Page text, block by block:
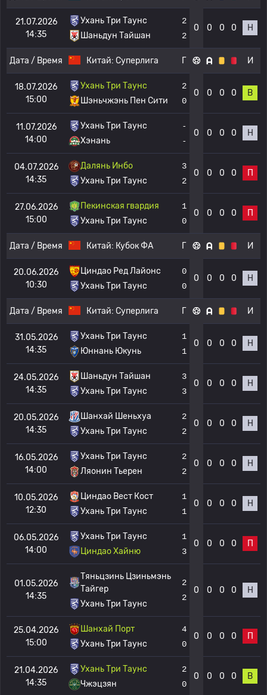
21.07.2026
14:35
Ухань Три Таунс
Шаньдун Тайшан
2
2
0 0 0 0 Н
Дата / Время Китай: Суперлига Г И
18.07.2026
15:00
Ухань Три Таунс
Шэньчжэнь Пен Сити
2
0
0 0 0 0 В
11.07.2026
14:00
Ухань Три Таунс
Хэнань
-
-
0 0 0 0 Н
04.07.2026
14:35
Далянь Инбо
Ухань Три Таунс
3
2
0 0 0 0 П
27.06.2026
15:00
Пекинская гвардия
Ухань Три Таунс
1
0
0 0 0 0 П
Дата / Время Китай: Кубок ФА Г И
20.06.2026
10:30
Циндао Ред Лайонс
Ухань Три Таунс
0
0
0 0 0 0 Н
Дата / Время Китай: Суперлига Г И
31.05.2026
14:35
Ухань Три Таунс
Юннань Юкунь
1
1
0 0 0 0 Н
24.05.2026
14:35
Шаньдун Тайшан
Ухань Три Таунс
3
3
0 0 0 0 Н
20.05.2026
14:35
Шанхай Шеньхуа
Ухань Три Таунс
2
2
0 0 0 0 Н
16.05.2026
14:00
Ухань Три Таунс
Ляонин Тьерен
2
2
0 0 0 0 Н
10.05.2026
12:30
Циндао Вест Кост
Ухань Три Таунс
1
1
0 0 0 0 Н
06.05.2026
14:00
Ухань Три Таунс
Циндао Хайню
1
3
0 0 0 0 П
01.05.2026
14:35
Тяньцзинь Цзиньмэнь
Тайгер
Ухань Три Таунс
2
2
0 0 0 0 Н
25.04.2026
15:00
Шанхай Порт
Ухань Три Таунс
4
0
0 0 0 0 П
21.04.2026
14:35
Ухань Три Таунс
Чжэцзян
2
0
0 0 0 0 В